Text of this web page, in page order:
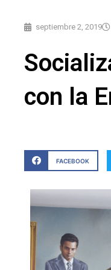
septiembre 2, 2019
con la
FACEBOOK